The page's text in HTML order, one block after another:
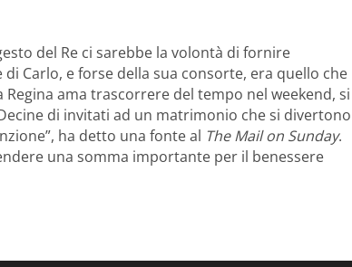
del Re ci sarebbe la volontà di fornire
di Carlo, e forse della sua consorte, era quello che
ama trascorrere del tempo nel weekend, si
di invitati ad un matrimonio che si divertono
ha detto una fonte al The Mail on Sunday.
una somma importante per il benessere